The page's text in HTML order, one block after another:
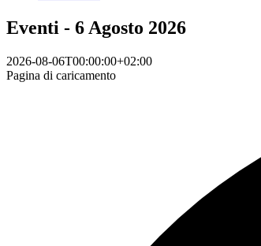
Eventi - 6 Agosto 2026
2026-08-06T00:00:00+02:00
Pagina di caricamento